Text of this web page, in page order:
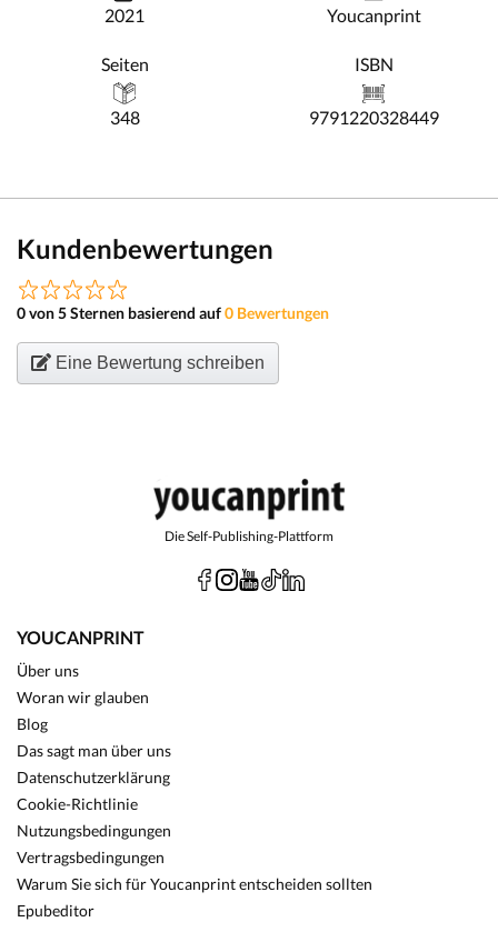
2021 Youcanprint
Seiten
348
ISBN
9791220328449
Kundenbewertungen
0 von 5 Sternen basierend auf0 Bewertungen
Eine Bewertung schreiben
Die Self-Publishing-Plattform
YOUCANPRINT
Über uns
Woran wir glauben
Blog
Das sagt man über uns
Datenschutzerklärung
Cookie-Richtlinie
Nutzungsbedingungen
Vertragsbedingungen
Warum Sie sich für Youcanprint entscheiden sollten
Epubeditor